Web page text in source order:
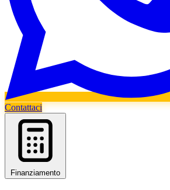
Contattaci
Finanziamento